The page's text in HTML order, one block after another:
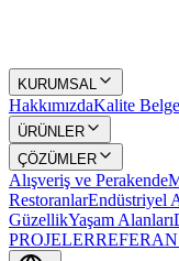
KURUMSAL
HakkımızdaKalite
ÜRÜNLER
ÇÖZÜMLER
Alışveriş ve Perakende
RestoranlarEndüstriyel
GüzellikYaşam Alanları
PROJELER